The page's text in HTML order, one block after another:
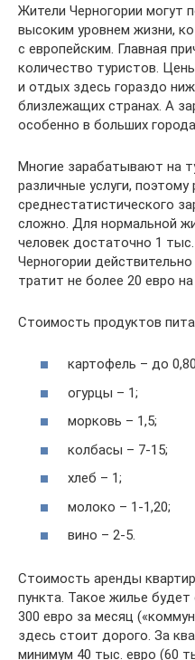
Жители Черногории могут
высоким уровнем жизни,
с европейским. Главная
количество туристов.
и отдых здесь гораздо
близлежащих странах. А
особенно в больших
Многие зарабатывают на
различные услуги, поэтому
среднестатистического
сложно. Для нормальной
человек достаточно 1
Черногории
тратит не более 20 евро на
Стоимость продуктов
картофель – до
огурцы – 1;
морковь – 1,5;
колбасы – 7-15;
хлеб – 1;
молоко – 1-1,20;
вино – 2-5.
Стоимость аренды
пункта. Такое жилье
300 евро за месяц
здесь стоит дорого. За
минимум 40 тыс. евро (60